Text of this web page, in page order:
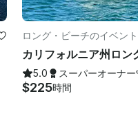
ロング・ビーチのイベント
5.0 スーパーオーナー
$225時間